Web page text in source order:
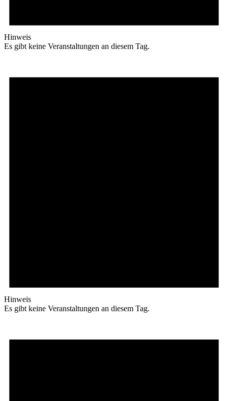
Hinweis
Es gibt keine Veranstaltungen an diesem Tag.
Hinweis
Es gibt keine Veranstaltungen an diesem Tag.